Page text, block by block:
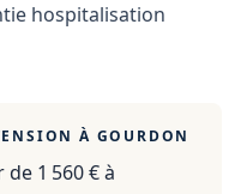
hospitalisation
À GOURDON
1 560 €à